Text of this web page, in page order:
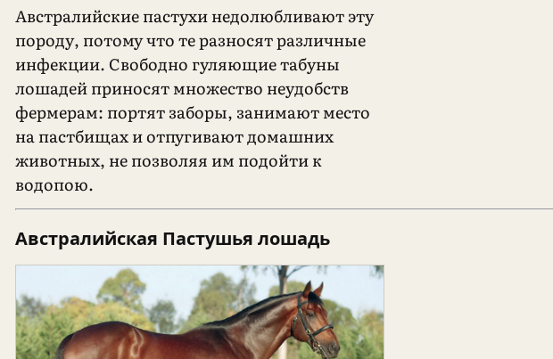
Австралийские пастухи недолюбливают эту
породу, потому что те разносят различные
инфекции. Свободно гуляющие табуны
лошадей приносят множество неудобств
фермерам: портят заборы, занимают место
на пастбищах и отпугивают домашних
животных, не позволяя им подойти к
водопою.
Австралийская Пастушья лошадь